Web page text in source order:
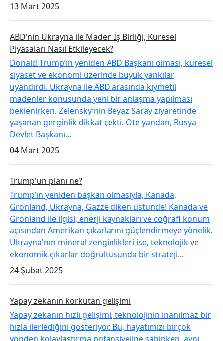
13 Mart 2025
ABD’nin Ukrayna ile Maden İş Birliği, Küresel
Piyasaları Nasıl Etkileyecek?
Donald Trump’ın yeniden ABD Başkanı olması, küresel
siyaset ve ekonomi üzerinde büyük yankılar
uyandırdı. Ukrayna ile ABD arasında kıymetli
madenler konusunda yeni bir anlaşma yapılması
beklenirken, Zelensky’nin Beyaz Saray ziyaretinde
yaşanan gerginlik dikkat çekti. Öte yandan, Rusya
Devlet Başkanı...
04 Mart 2025
Trump'un planı ne?
Trump’ın yeniden başkan olmasıyla, Kanada,
Grönland, Ukrayna, Gazze diken üstünde! Kanada ve
Grönland ile ilgisi, enerji kaynakları ve coğrafi konum
açısından Amerikan çıkarlarını güçlendirmeye yönelik.
Ukrayna'nın mineral zenginlikleri ise, teknolojik ve
ekonomik çıkarlar doğrultusunda bir strateji...
24 Şubat 2025
Yapay zekanın korkutan gelişimi
Yapay zekanın hızlı gelişimi, teknolojinin inanılmaz bir
hızla ilerlediğini gösteriyor. Bu, hayatımızı birçok
yönden kolaylaştırma potansiyeline sahipken, aynı